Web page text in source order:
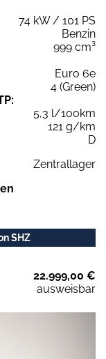
74 kW / 101 PS
Benzin
999 cm³
Euro 6e
4 (Green)
5,3 l/100km
121 g/km
D
Zentrallager
SHZ
22.999,00 €
ausweisbar